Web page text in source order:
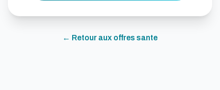
← Retour aux offres sante